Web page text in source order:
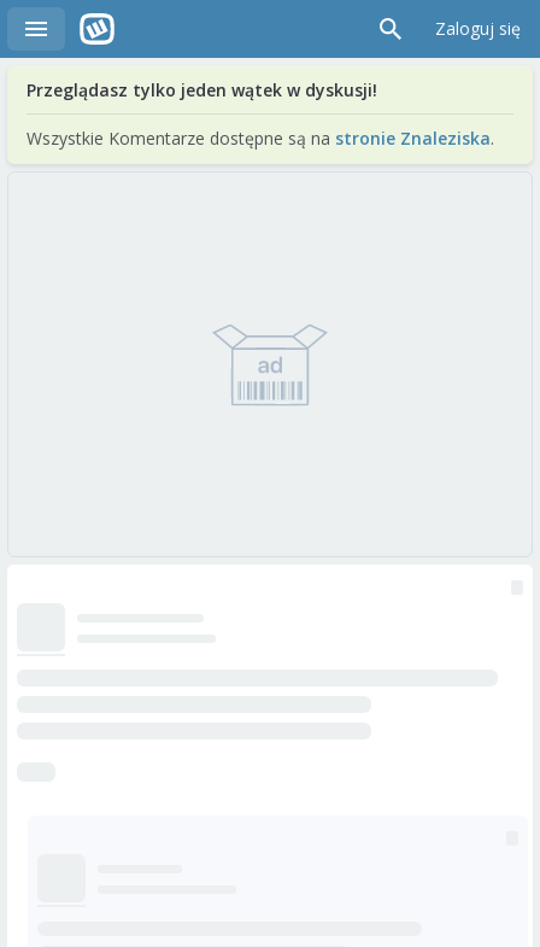
Zaloguj się
Przeglądasz tylko jeden wątek w dyskusji!
Wszystkie Komentarze dostępne są na stronie Znaleziska.